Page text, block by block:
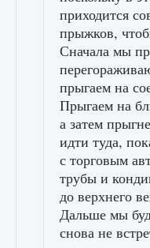
приходится
прыжков,
Сначала мы
прыгаем на
Прыгаем на
а затем
идти туда,
с торговым
трубы и
до верхнего
Дальше мы
снова не